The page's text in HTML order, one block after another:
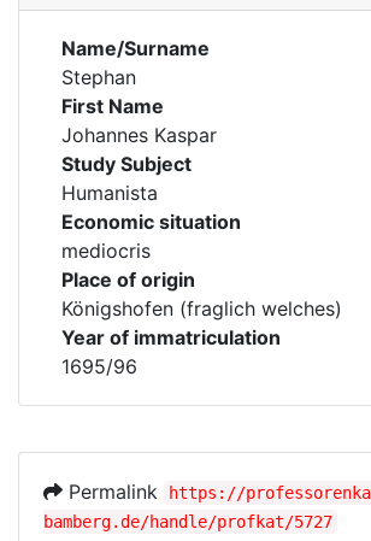
Name/Surname
Stephan
First Name
Johannes Kaspar
Study Subject
Humanista
Economic situation
mediocris
Place of origin
Königshofen (fraglich welches)
Year of immatriculation
1695/96
Permalink
https://
bamberg.de/handle/profkat/5727